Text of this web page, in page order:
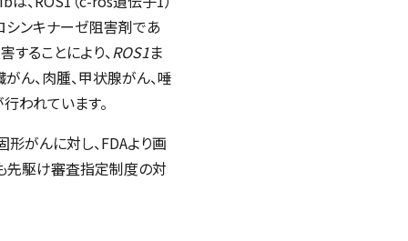
シンキナーゼ阻害剤であ
ることにより、ROS1ま
ん、肉腫、甲状腺がん、唾
われています。
がんに対し、FDAより画
先駆け審査指定制度の対